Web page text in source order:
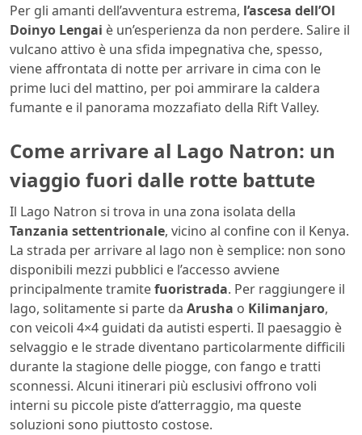
Per gli amanti dell’avventura estrema, l’ascesa dell’Ol
Doinyo Lengai è un’esperienza da non perdere. Salire il
vulcano attivo è una sfida impegnativa che, spesso,
viene affrontata di notte per arrivare in cima con le
prime luci del mattino, per poi ammirare la caldera
fumante e il panorama mozzafiato della Rift Valley.
Come arrivare al Lago Natron: un
viaggio fuori dalle rotte battute
Il Lago Natron si trova in una zona isolata della
Tanzania settentrionale, vicino al confine con il Kenya.
La strada per arrivare al lago non è semplice: non sono
disponibili mezzi pubblici e l’accesso avviene
principalmente tramitefuoristrada. Per raggiungere il
lago, solitamente si parte da Arusha o Kilimanjaro,
con veicoli 4×4 guidati da autisti esperti. Il paesaggio è
selvaggio e le strade diventano particolarmente difficili
durante la stagione delle piogge, con fango e tratti
sconnessi. Alcuni itinerari più esclusivi offrono voli
interni su piccole piste d’atterraggio, ma queste
soluzioni sono piuttosto costose.